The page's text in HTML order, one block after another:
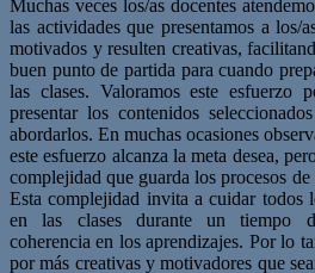
Muchas veces los/as docentes
las actividades que presentamos a los/
motivados y resulten creativas,
buen punto de partida para cuando
las clases. Valoramos este esfuerzo
presentar los contenidos
abordarlos. En muchas ocasiones
este esfuerzo alcanza la meta desea,
complejidad que guarda los procesos
Esta complejidad invita a cuidar todos
en las clases durante un tiempo
coherencia en los aprendizajes. Por lo
por más creativas y motivadores que